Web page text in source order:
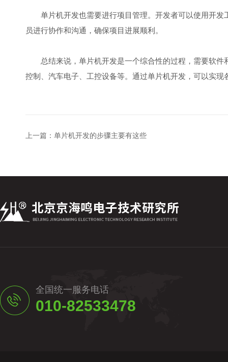
单片机开发也需要进行项目管理。开发者可以使用开发
员进行协作和沟通，确保项目进展顺利。
总结来说，单片机开发是一个综合性的过程，需要软件
控制、汽车电子、工控设备等。通过单片机开发，可以实
上一篇： 单片机开发的步骤主要有这些
全国统一服务电话
010-82533478